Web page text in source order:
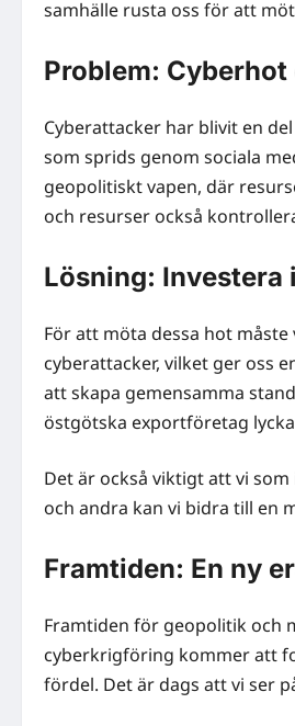
samhälle rusta oss för att
Problem:
Cyberattacker har blivit en
som sprids genom sociala
geopolitiskt vapen, där
och resurser också
Lösning: Investera
För att möta dessa hot
cyberattacker, vilket ger oss
att skapa gemensamma
östgötska exportföretag
Det är också viktigt att vi
och andra kan vi bidra till en
Framtiden: En ny
Framtiden för geopolitik och
cyberkrigföring kommer att
fördel. Det är dags att vi ser